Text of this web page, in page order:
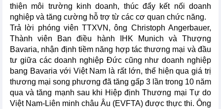
thiện môi trường kinh doanh, thúc đẩy kết nối doanh
nghiệp và tăng cường hỗ trợ từ các cơ quan chức năng.
Trả lời phóng viên TTXVN, ông Christoph Angerbauer,
Thành viên Ban điều hành IHK Munich và Thượng
Bavaria, nhận định tiềm năng hợp tác thương mại và đầu
tư giữa các doanh nghiệp Đức cũng như doanh nghiệp
bang Bavaria với Việt Nam là rất lớn, thể hiện qua giá trị
thương mại song phương đã tăng gấp 3 lần trong 10 năm
qua và tăng mạnh sau khi Hiệp định Thương mại Tự do
Việt Nam-Liên minh châu Âu (EVFTA) được thực thi. Ông